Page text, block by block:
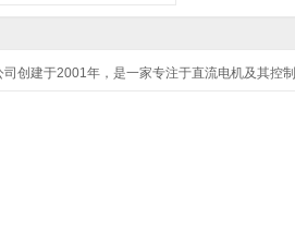
创建于2001年，是一家专注于直流电机及其控